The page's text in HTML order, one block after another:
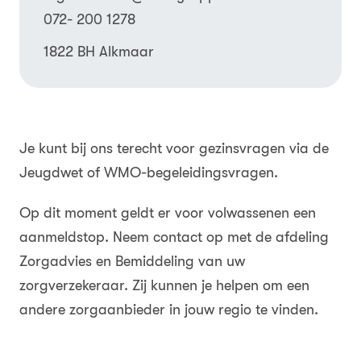
072- 200 1278
1822 BH Alkmaar
Je kunt bij ons terecht voor gezinsvragen via de
Jeugdwet of WMO-begeleidingsvragen.
Op dit moment geldt er voor volwassenen een
aanmeldstop. Neem contact op met de afdeling
Zorgadvies en Bemiddeling van uw
zorgverzekeraar. Zij kunnen je helpen om een
andere zorgaanbieder in jouw regio te vinden.